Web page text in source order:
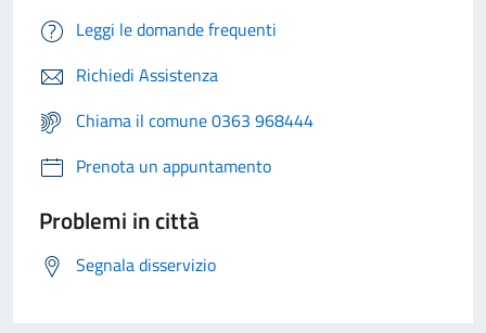
Leggi le domande frequenti
Richiedi Assistenza
Chiama il comune 0363 968444
Prenota un appuntamento
Problemi in città
Segnala disservizio